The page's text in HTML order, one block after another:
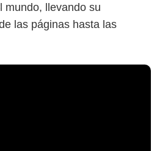
mundo, llevando su
las páginas hasta las